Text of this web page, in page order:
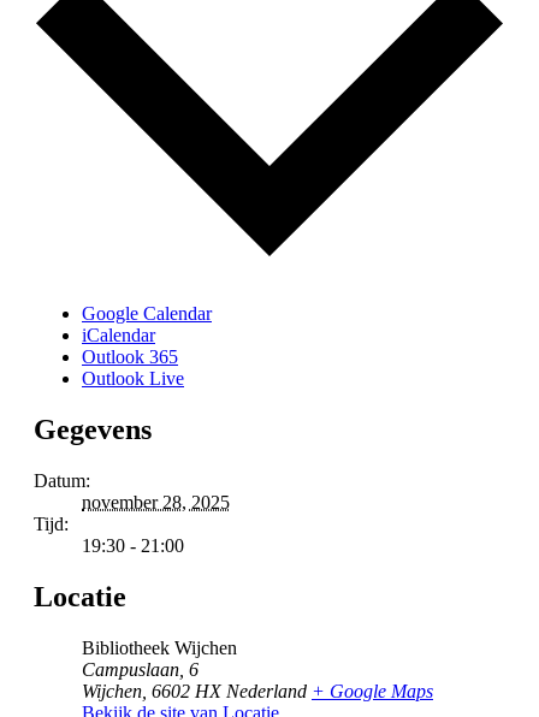
Google Calendar
iCalendar
Outlook 365
Outlook Live
Gegevens
Datum:
november 28, 2025
Tijd:
19:30 - 21:00
Locatie
Bibliotheek Wijchen
Campuslaan, 6
Wijchen 6602 HX Nederland + Google Maps
Bekijk de site van Locatie